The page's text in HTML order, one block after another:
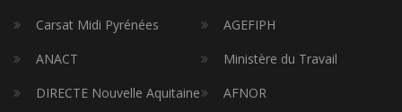
Carsat Midi Pyrénées
AGEFIPH
ANACT
Ministère du Travail
DIRECTE Nouvelle Aquitaine
AFNOR